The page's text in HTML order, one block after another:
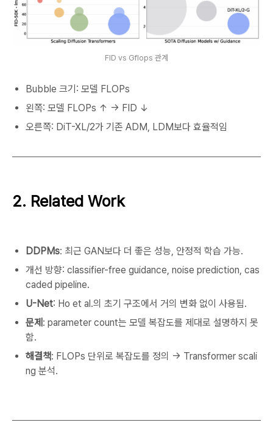
FID vs Gflops 관계
Bubble 크기: 모델 FLOPs
왼쪽: 모델 FLOPs ↑ → FID ↓
오른쪽: DiT-XL/2가 기존 ADM, LDM보다 효율적임
2. Related Work
DDPMs: 최근 GAN보다 더 좋은 성능, 안정적 학습 가능.
개선 방향: classifier-free guidance, noise prediction, cas
caded pipeline.
U-Net: Ho et al.의 초기 구조에서 거의 변화 없이 사용됨.
문제 : parameter count는 모델 복잡도를 제대로 설명하지 못
함.
해결책: FLOPs 단위로 복잡도를 정의 → Transformer scali
ng 분석.